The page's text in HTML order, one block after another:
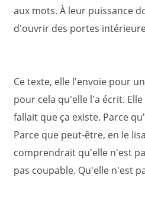
aux mots. À leur puissance
d'ouvrir des portes
Ce texte, elle l'envoie pour
pour cela qu'elle l'a écrit.
fallait que ça existe. Parce
Parce que peut-être, en le
comprendrait qu'elle n'est
pas coupable. Qu'elle n'est